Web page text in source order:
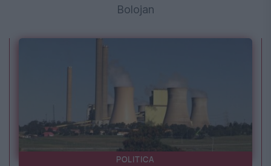
Bolojan
POLITICA